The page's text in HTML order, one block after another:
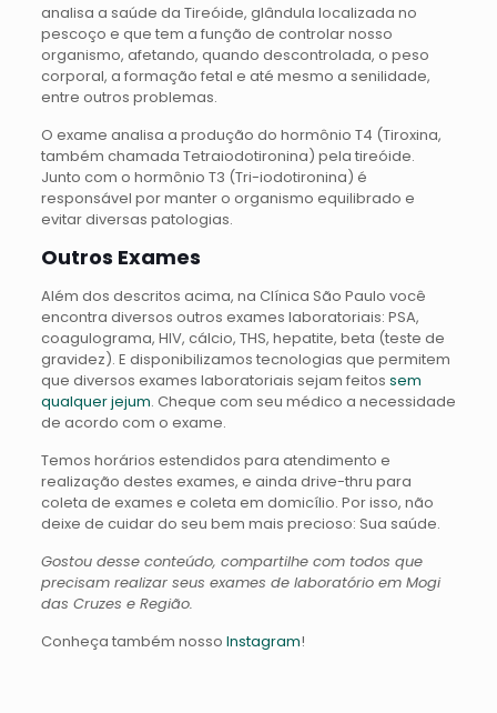
analisa a saúde da Tireóide, glândula localizada no
pescoço e que tem a função de controlar nosso
organismo, afetando, quando descontrolada, o peso
corporal, a formação fetal e até mesmo a senilidade,
entre outros problemas.
O exame analisa a produção do hormônio T4 (Tiroxina,
também chamada Tetraiodotironina) pela tireóide.
Junto com o hormônio T3 (Tri-iodotironina) é
responsável por manter o organismo equilibrado e
evitar diversas patologias.
Outros Exames
Além dos descritos acima, na Clínica São Paulo você
encontra diversos outros exames laboratoriais: PSA,
coagulograma, HIV, cálcio, THS, hepatite, beta (teste de
gravidez). E disponibilizamos tecnologias que permitem
que diversos exames laboratoriais sejam feitos sem
qualquer jejum. Cheque com seu médico a necessidade
de acordo com o exame.
Temos horários estendidos para atendimento e
realização destes exames, e ainda drive-thru para
coleta de exames e coleta em domicílio. Por isso, não
deixe de cuidar do seu bem mais precioso: Sua saúde.
Gostou desse conteúdo, compartilhe com todos que
precisam realizar seus exames de laboratório em Mogi
das Cruzes e Região.
Conheça também nosso Instagram!